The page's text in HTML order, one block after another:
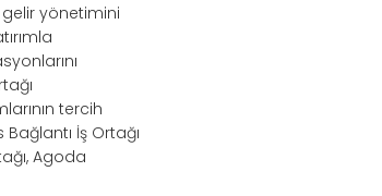
gelir yönetimini
tercih
İş Ortağı
Agoda